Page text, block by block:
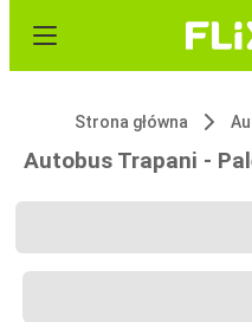
Strona główna
Autobus Trapani -